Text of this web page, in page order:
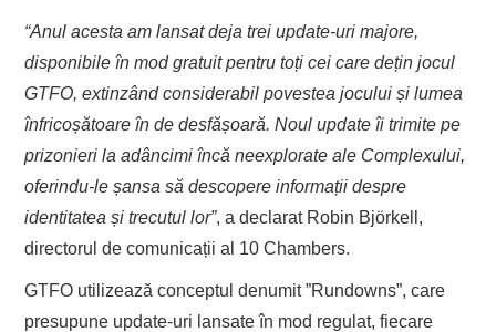
“Anul acesta am lansat deja trei update-uri majore,
disponibile în mod gratuit pentru toți cei care dețin jocul
GTFO, extinzând considerabil povestea jocului și lumea
înfricoșătoare în de desfășoară. Noul update îi trimite pe
prizonieri la adâncimi încă neexplorate ale Complexului,
oferindu-le șansa să descopere informații despre
identitatea și trecutul lor”, a declarat Robin Björkell,
directorul de comunicații al 10 Chambers.
GTFO utilizează conceptul denumit ”Rundowns”, care
presupune update-uri lansate în mod regulat, fiecare